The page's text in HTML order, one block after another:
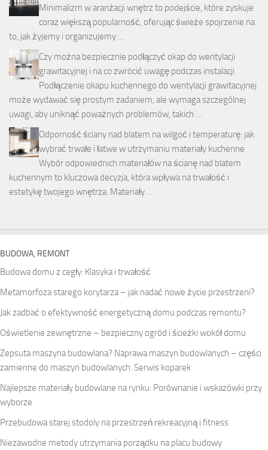
Minimalizm w aranżacji wnętrz to podejście, które zyskuje
coraz większą popularność, oferując świeże spojrzenie na
to, jak żyjemy i organizujemy …
Czy można bezpiecznie podłączyć okap do wentylacji
grawitacyjnej i na co zwrócić uwagę podczas instalacji
Podłączenie okapu kuchennego do wentylacji grawitacyjnej
może wydawać się prostym zadaniem, ale wymaga szczególnej
uwagi, aby uniknąć poważnych problemów, takich …
Odporność ściany nad blatem na wilgoć i temperaturę: jak
wybrać trwałe i łatwe w utrzymaniu materiały kuchenne
Wybór odpowiednich materiałów na ścianę nad blatem
kuchennym to kluczowa decyzja, która wpływa na trwałość i
estetykę twojego wnętrza. Materiały …
BUDOWA, REMONT
Budowa domu z cegły: Klasyka i trwałość
Metamorfoza starego korytarza – jak nadać nowe życie przestrzeni?
Jak zadbać o efektywność energetyczną domu podczas remontu?
Oświetlenie zewnętrzne – bezpieczny ogród i ścieżki wokół domu
Zepsuta maszyna budowlana? Naprawa maszyn budowlanych – części
zamienne do maszyn budowlanych. Serwis koparek
Najlepsze materiały budowlane na rynku: Porównanie i wskazówki przy
wyborze
Przebudowa starej stodoly na przestrzeń rekreacyjną i fitness
Niezawodne metody utrzymania porządku na placu budowy